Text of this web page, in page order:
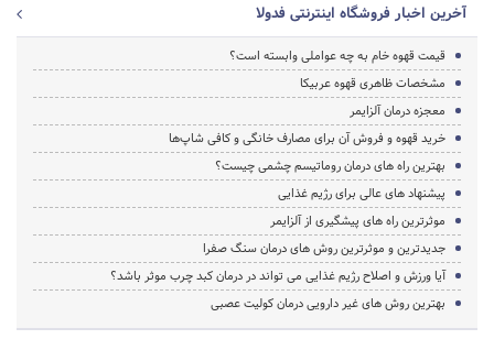
آخرین اخبار فروشگاه اینترنتی فدولا
قیمت قهوه خام به چه عواملی وابسته است؟
مشخصات ظاهری قهوه عربیکا
معجزه درمان آلزایمر
خرید قهوه و فروش آن برای مصارف خانگی و کافی شاپ‌ها
بهترین راه های درمان روماتیسم چشمی چیست؟
پیشنهاد های عالی برای رژیم غذایی
موثرترین راه های پیشگیری از آلزایمر
جدیدترین و موثرترین روش های درمان سنگ صفرا
آیا ورزش و اصلاح رژیم غذایی می تواند در درمان کبد چرب موثر باشد؟
بهترین روش های غیر دارویی درمان کولیت عصبی